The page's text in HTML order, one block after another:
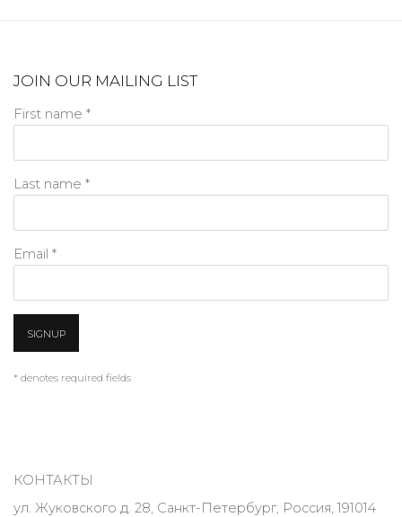
JOIN OUR MAILING LIST
First name *
Last name *
Email *
SIGNUP
* denotes required fields
КОНТАКТЫ
ул. Жуковского д. 28, Санкт-Петербург, Россия, 191014